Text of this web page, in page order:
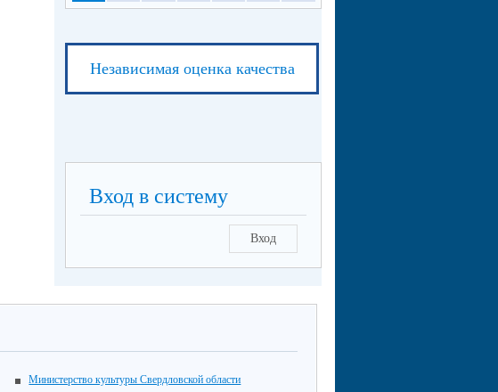
Независимая оценка качества
Вход в систему
Вход
Министерство культуры Свердловской области